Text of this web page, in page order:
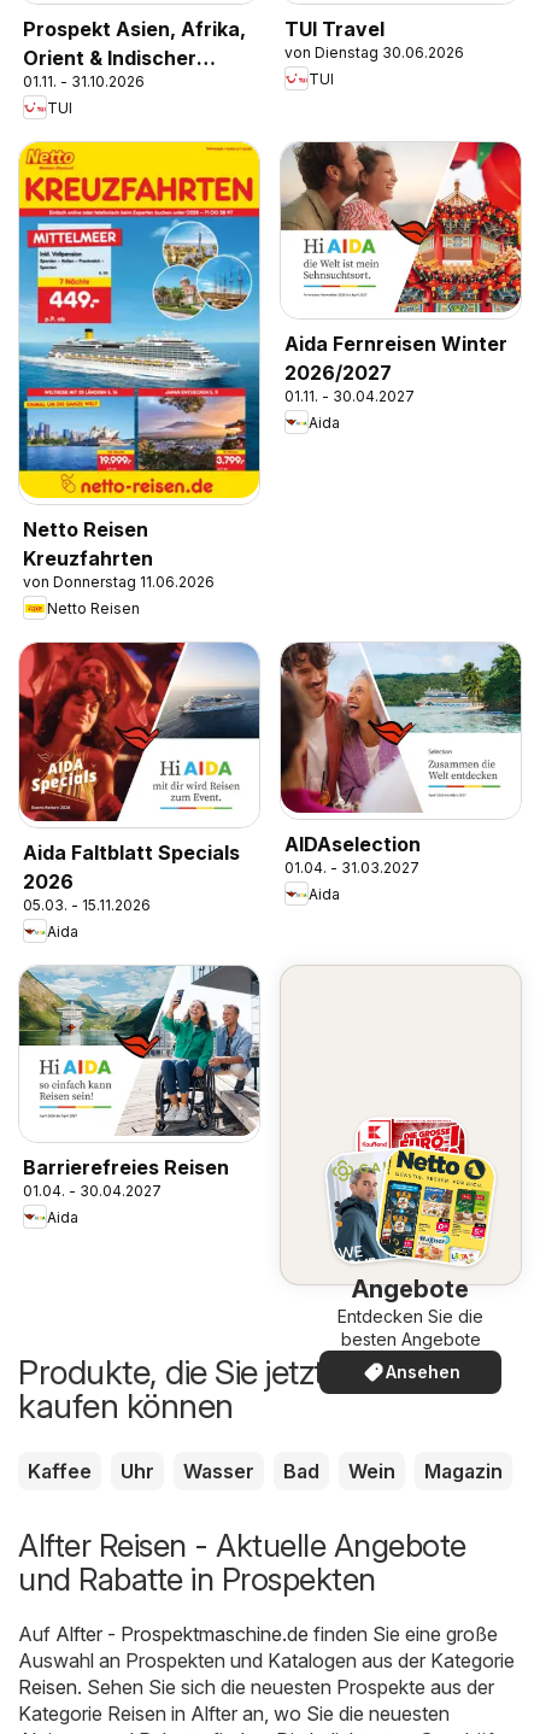
Prospekt Asien, Afrika,
Orient & Indischer
Ozean 2025/26
01.11. - 31.10.2026
TUI
TUI Travel
von Dienstag 30.06.2026
TUI
Netto Reisen
Kreuzfahrten
von Donnerstag 11.06.2026
Netto Reisen
Aida Fernreisen Winter
2026/2027
01.11. - 30.04.2027
Aida
Aida Faltblatt Specials
2026
05.03. - 15.11.2026
Aida
AIDAselection
01.04. - 31.03.2027
Aida
Barrierefreies Reisen
01.04. - 30.04.2027
Aida
Angebote
Entdecken Sie die
besten Angebote
Ansehen
Produkte, die Sie jetzt günstiger
kaufen können
Kaffee Uhr Wasser Bad Wein Magazin
Alfter Reisen - Aktuelle Angebote
und Rabatte in Prospekten
Auf Alfter - Prospektmaschine.de finden Sie eine große
Auswahl an Prospekten und Katalogen aus der Kategorie
Reisen. Sehen Sie sich die neuesten Prospekte aus der
Kategorie Reisen in Alfter an, wo Sie die neuesten